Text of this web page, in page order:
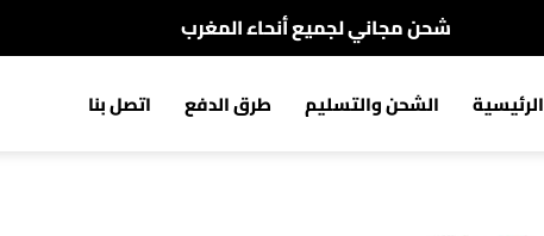
شحن مجاني لجميع أنحاء المغرب
الرئيسية الشحن والتسليم طرق الدفع اتصل بنا